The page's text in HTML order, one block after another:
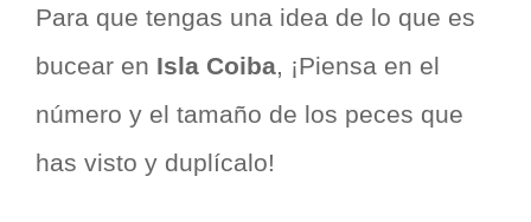
Para que tengas una idea de lo que es
bucear en Isla Coiba, ¡Piensa en el
número y el tamaño de los peces que
has visto y duplícalo!